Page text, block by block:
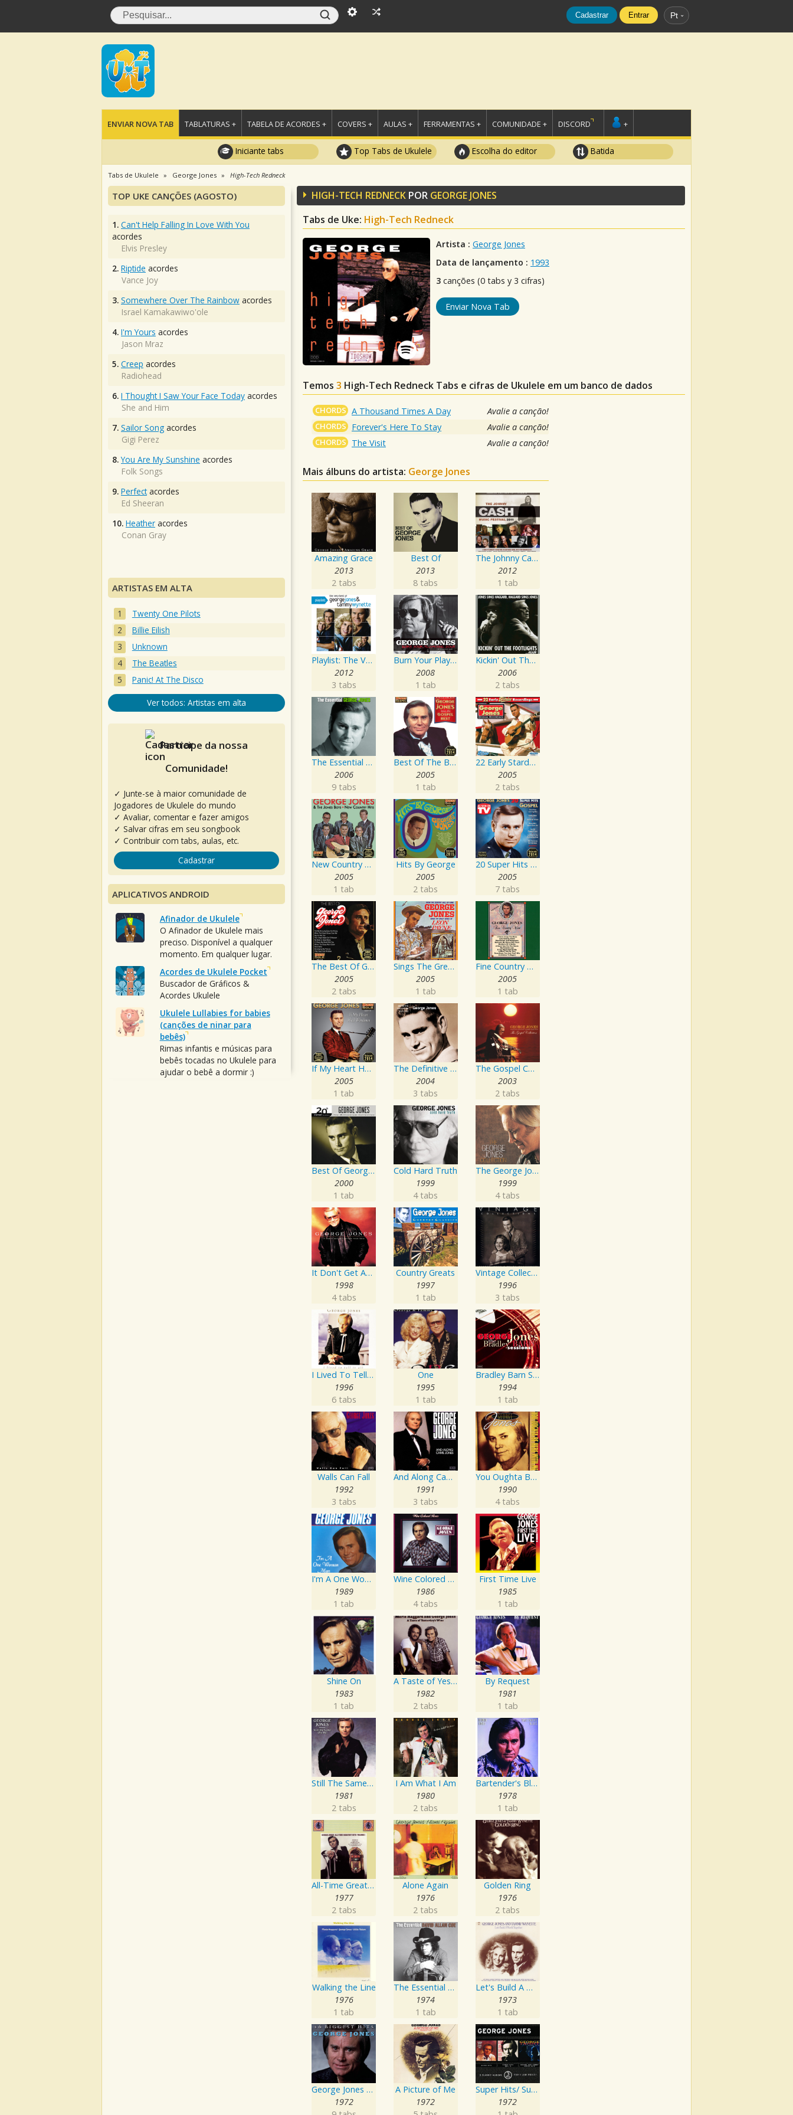
Cadastrar Entrar Pt
ENVIAR NOVA TAB TABLATURAS + TABELA DE ACORDES + COVERS + AULAS + FERRAMENTAS + COMUNIDADE + DISCORD +
Iniciante tabs Top Tabs de Ukulele Escolha do editor Batida
Tabs de Ukulele George Jones High-Tech Redneck
HIGH-TECH REDNECK POR GEORGE JONES
Tabs de Uke: High-Tech Redneck
Artista : George Jones
Data de lançamento : 1993
3 canções (0 tabs y 3 cifras)
Enviar Nova Tab
Temos 3 High-Tech Redneck Tabs e cifras de Ukulele em um banco de dados
CHORDS A Thousand Times A Day Avalie a canção!
CHORDS Forever's Here To Stay Avalie a canção!
CHORDS The Visit Avalie a canção!
Mais álbuns do artista: George Jones
Amazing Grace
2013
2 tabs
Best Of
2013
8 tabs
The Johnny Cash Music Festival 2011
2012
1 tab
Playlist: The Very Best of George Jones & Tammy Wynette
2012
3 tabs
Burn Your Playhouse Down
2008
1 tab
Kickin' Out The Footlights... Again: Jones Sings Haggard, Haggard Sings Jones
2006
2 tabs
The Essential George Jones
2006
9 tabs
Best Of The Best: Sings His Gospel Best
2005
1 tab
22 Early Starday Recordings
2005
2 tabs
New Country Hits
2005
1 tab
Hits By George
2005
2 tabs
20 Super Hits - Gospel
2005
7 tabs
The Best Of George Jones
2005
2 tabs
Sings The Great Songs Of Leon Payne
2005
1 tab
Fine Country Wine
2005
1 tab
If My Heart Had Windows
2005
1 tab
The Definitive Collection
2004
3 tabs
The Gospel Collection: George Jones Sings The Greatest Stories Ever Told
2003
2 tabs
Best Of George Jones: 20th Century Masters: The Millennium Collection
2000
1 tab
Cold Hard Truth
1999
4 tabs
The George Jones Collection
1999
4 tabs
It Don't Get Any Better Than This
1998
4 tabs
Country Greats
1997
1 tab
Vintage Collections
1996
3 tabs
I Lived To Tell It All
1996
6 tabs
One
1995
1 tab
Bradley Barn Sessions
1994
1 tab
Walls Can Fall
1992
3 tabs
And Along Came Jones
1991
3 tabs
You Oughta Be Here With Me
1990
4 tabs
I'm A One Woman Man
1989
1 tab
Wine Colored Roses
1986
4 tabs
First Time Live
1985
1 tab
Shine On
1983
1 tab
A Taste of Yesterday's Wine
1982
2 tabs
By Request
1981
1 tab
Still The Same Ole Me
1981
2 tabs
I Am What I Am
1980
2 tabs
Bartender's Blues
1978
1 tab
All-Time Greatest Hits Vol. 1
1977
2 tabs
Alone Again
1976
2 tabs
Golden Ring
1976
2 tabs
Walking the Line
1976
1 tab
The Essential David Allan Coe
1974
1 tab
Let's Build A World Together
1973
1 tab
George Jones - 16 Biggest Hits
1972
A Picture of Me
1972
Super Hits/ Super Hits Vol. II/George & Tammy Super Hits
1972
TOP UKE CANÇÕES (AGOSTO)
1. Can't Help Falling In Love With You
acordes
Elvis Presley
2. Riptide acordes
Vance Joy
3. Somewhere Over The Rainbow acordes
Israel Kamakawiwo'ole
4. I'm Yours acordes
Jason Mraz
5. Creep acordes
Radiohead
6. I Thought I Saw Your Face Today acordes
She and Him
7. Sailor Song acordes
Gigi Perez
8. You Are My Sunshine acordes
Folk Songs
9. Perfectacordes
Ed Sheeran
10. Heather acordes
Conan Gray
ARTISTAS EM ALTA
Twenty One Pilots
Billie Eilish
Unknown
The Beatles
Panic! At The Disco
Ver todos: Artistas em alta
Participe da nossa
Comunidade!
✓ Junte-se à maior comunidade de
Jogadores de Ukulele do mundo
✓ Avaliar, comentar e fazer amigos
✓ Salvar cifras em seu songbook
✓ Contribuir com tabs, aulas, etc.
Cadastrar
APLICATIVOS ANDROID
Afinador de Ukulele
O Afinador de Ukulele mais
preciso. Disponível a qualquer
momento. Em qualquer lugar.
Acordes de Ukulele Pocket
Buscador de Gráficos &
Acordes Ukulele
Ukulele Lullabies for babies
(canções de ninar para
bebês)
Rimas infantis e músicas para
bebês tocadas no Ukulele para
ajudar o bebê a dormir :)